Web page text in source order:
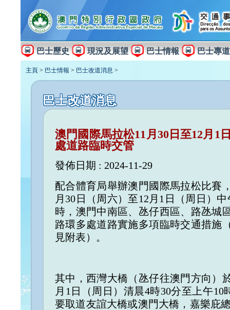
巴士歷史 現況及展望 巴士情報 巴士專道
主頁 > 巴士情報 > 巴士改道消息 >
巴士改道消息
澳門國際馬拉松11月30日至12月1
處道路臨時交管
發佈日期 : 2024-11-29
配合體育局舉辦澳門國際馬拉松比賽
月30日（周六）至12月1日（周日）中
時，澳門中南區、氹仔西區、路氹城
路環多處道路實施多項臨時交通措施
見附表）。
其中，西灣大橋（氹仔往澳門方向）
月1日（周日）清晨4時30分至上午
要取道友誼大橋或澳門大橋，嘉樂庇